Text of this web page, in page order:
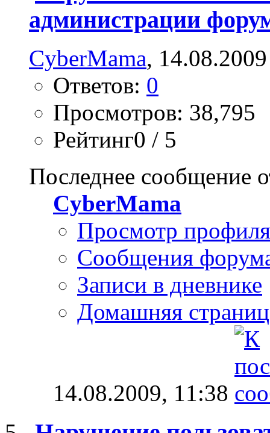
администрации
CyberMama,
Ответов: 0
Просмотров: 38,795
Рейтинг0 / 5
Последнее сообщение
CyberMama
Просмотр профиля
Сообщения
Записи в дневнике
Домашняя
14.08.2009, 11:38